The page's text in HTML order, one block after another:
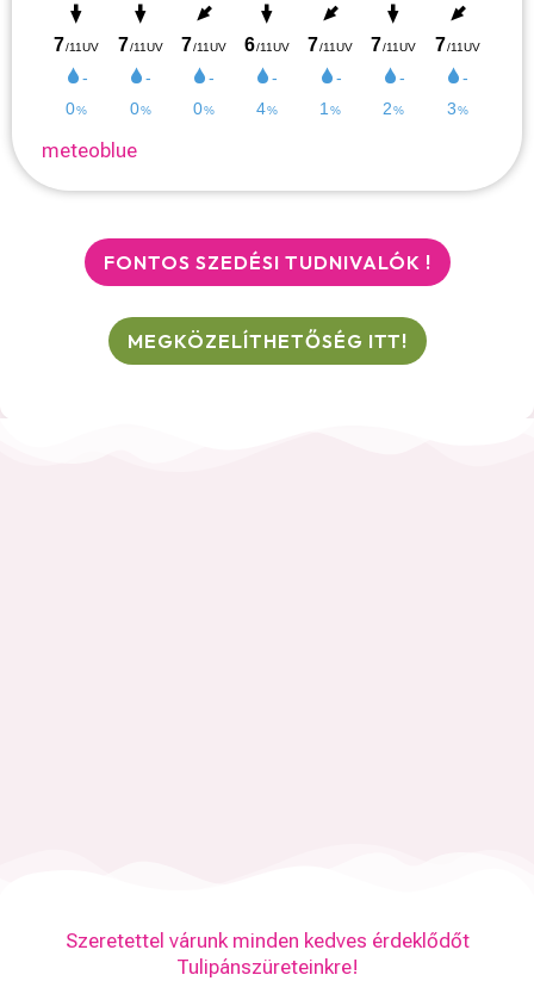
meteoblue
FONTOS SZEDÉSI TUDNIVALÓK !
MEGKÖZELÍTHETŐSÉG ITT!
Szeretettel várunk minden kedves érdeklődőt
Tulipánszüreteinkre!